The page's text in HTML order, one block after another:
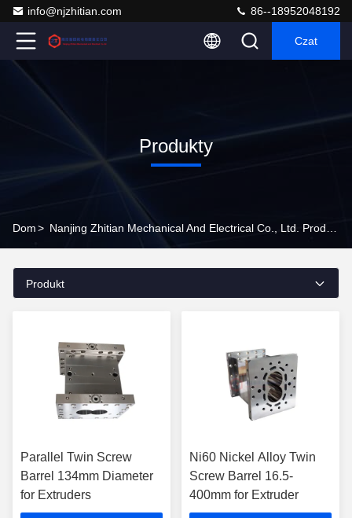
info@njzhitian.com 86--18952048192
Czat
Produkty
Dom>
Produkt
Parallel Twin Screw
Barrel 134mm Diameter
for Extruders
Ni60 Nickel Alloy Twin
Screw Barrel 16.5-
400mm for Extruder